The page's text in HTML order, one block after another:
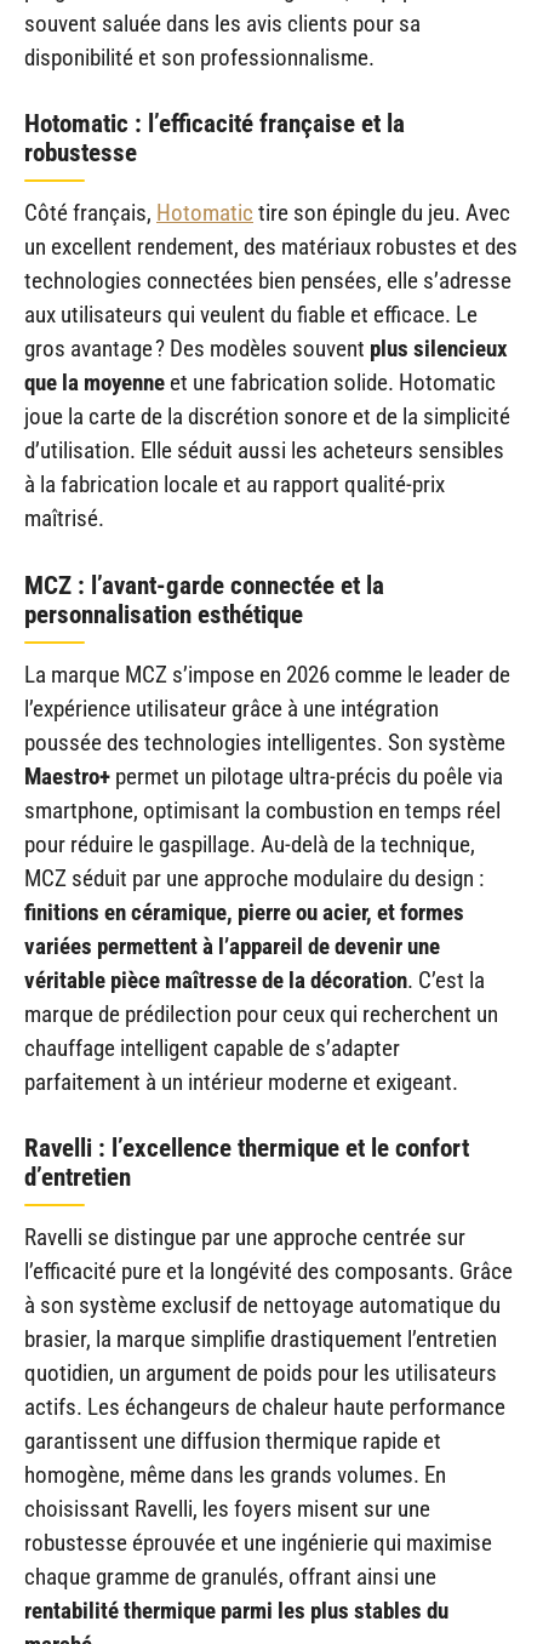
souvent saluée dans les avis clients pour sa
disponibilité et son professionnalisme.
Hotomatic : l’efficacité française et la
robustesse
Côté français, Hotomatic tire son épingle du jeu. Avec
un excellent rendement, des matériaux robustes et des
technologies connectées bien pensées, elle s’adresse
aux utilisateurs qui veulent du fiable et efficace. Le
gros avantage ? Des modèles souvent plus silencieux
que la moyenne et une fabrication solide. Hotomatic
joue la carte de la discrétion sonore et de la simplicité
d’utilisation. Elle séduit aussi les acheteurs sensibles
à la fabrication locale et au rapport qualité-prix
maîtrisé.
MCZ : l’avant-garde connectée et la
personnalisation esthétique
La marque MCZ s’impose en 2026 comme le leader de
l’expérience utilisateur grâce à une intégration
poussée des technologies intelligentes. Son système
Maestro+ permet un pilotage ultra-précis du poêle via
smartphone, optimisant la combustion en temps réel
pour réduire le gaspillage. Au-delà de la technique,
MCZ séduit par une approche modulaire du design :
finitions en céramique, pierre ou acier, et formes
variées permettent à l’appareil de devenir une
véritable pièce maîtresse de la décoration. C’est la
marque de prédilection pour ceux qui recherchent un
chauffage intelligent capable de s’adapter
parfaitement à un intérieur moderne et exigeant.
Ravelli : l’excellence thermique et le confort
d’entretien
Ravelli se distingue par une approche centrée sur
l’efficacité pure et la longévité des composants. Grâce
à son système exclusif de nettoyage automatique du
brasier, la marque simplifie drastiquement l’entretien
quotidien, un argument de poids pour les utilisateurs
actifs. Les échangeurs de chaleur haute performance
garantissent une diffusion thermique rapide et
homogène, même dans les grands volumes. En
choisissant Ravelli, les foyers misent sur une
robustesse éprouvée et une ingénierie qui maximise
chaque gramme de granulés, offrant ainsi une
rentabilité thermique parmi les plus stables du